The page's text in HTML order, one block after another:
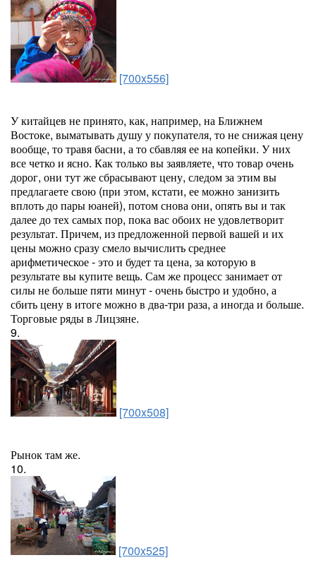
[700x556]
У китайцев не принято, как, например, на Ближнем
Востоке, выматывать душу у покупателя, то не снижая цену
вообще, то травя басни, а то сбавляя ее на копейки. У них
все четко и ясно. Как только вы заявляете, что товар очень
дорог, они тут же сбрасывают цену, следом за этим вы
предлагаете свою (при этом, кстати, ее можно занизить
вплоть до пары юаней), потом снова они, опять вы и так
далее до тех самых пор, пока вас обоих не удовлетворит
результат. Причем, из предложенной первой вашей и их
цены можно сразу смело вычислить среднее
арифметическое - это и будет та цена, за которую в
результате вы купите вещь. Сам же процесс занимает от
силы не больше пяти минут - очень быстро и удобно, а
сбить цену в итоге можно в два-три раза, а иногда и больше.
Торговые ряды в Лицзяне.
9.
[700x508]
Рынок там же.
10.
[700x525]